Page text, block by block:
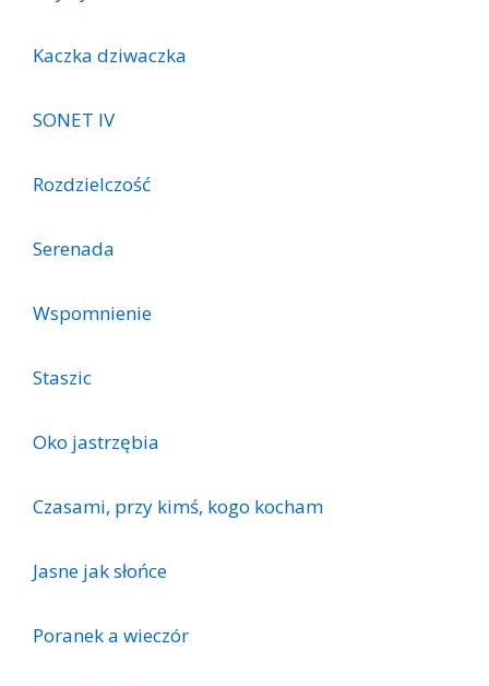
Kaczka dziwaczka
SONET IV
Rozdzielczość
Serenada
Wspomnienie
Staszic
Oko jastrzębia
Czasami, przy kimś, kogo kocham
Jasne jak słońce
Poranek a wieczór